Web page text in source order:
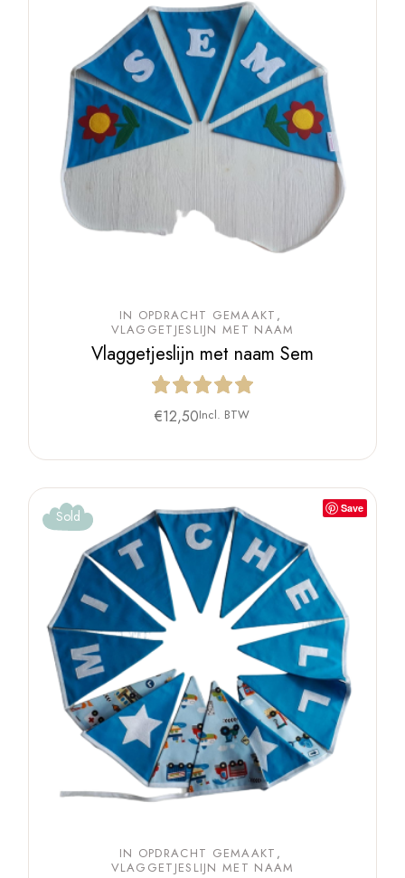
IN OPDRACHT GEMAAKT
VLAGGETJESLIJN MET NAAM
Vlaggetjeslijn met naam Sem
€12,50Incl. BTW
Save
Sold
IN OPDRACHT GEMAAKT
VLAGGETJESLIJN MET NAAM